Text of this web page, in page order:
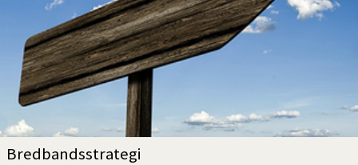
Bredbands­strategi